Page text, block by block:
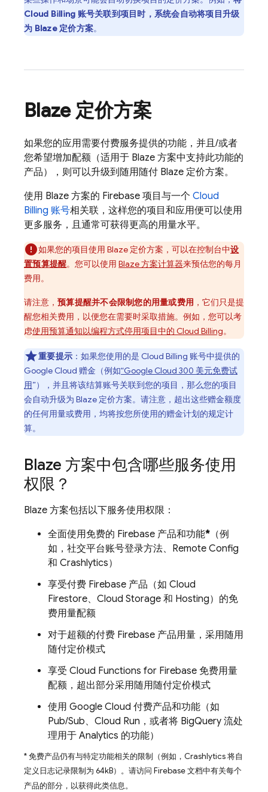
Cloud Billing 账号关联到项目时，系统会自动将项目升级
为 Blaze 定价方案。
Blaze 定价方案
如果您的应用需要付费服务提供的功能，并且/或者
您希望增加配额（适用于 Blaze 方案中支持此功能的
产品），则可以升级到随用随付 Blaze 定价方案。
使用 Blaze 方案的 Firebase 项目与一个 Cloud
Billing 账号相关联，这样您的项目和应用便可以使用
更多服务，且通常可获得更高的用量水平。
如果您的项目使用 Blaze 定价方案，可以在控制台中设
置预算提醒。您可以使用Blaze 方案计算器来预估您的每月
费用。
请注意， 预算提醒并不会限制您的用量或费用 ，它们只是提
醒您相关费用，以便您在需要时采取措施。 例如，您可以考
虑使用预算通知以编程方式停用项目中的 Cloud Billing。
重要提示 ：如果您使用的是 Cloud Billing 账号中提供的
Google Cloud 赠金（例如“Google Cloud 300 美元免费试
用”），并且将该结算账号关联到您的项目，那么您的项目
会自动升级为 Blaze 定价方案。请注意，超出这些赠金额度
的任何用量或费用，均将按您所使用的赠金计划的规定计
算。
Blaze 方案中包含哪些服务使用
权限？
Blaze 方案包括以下服务使用权限：
全面使用免费的 Firebase 产品和功能* （例
如，社交平台账号登录方法、 Remote Config
和 Crashlytics）
享受付费 Firebase 产品（如 Cloud
Firestore、 Cloud Storage 和 Hosting）的免
费用量配额
对于超额的付费 Firebase 产品用量，采用随用
随付定价模式
享受 Cloud Functions for Firebase 免费用量
配额，超出部分采用随用随付定价模式
使用 Google Cloud 付费产品和功能（如
Pub/Sub、 Cloud Run ，或者将 BigQuery 流处
理用于 Analytics 的功能）
* 免费产品仍有与特定功能相关的限制（例如， Crashlytics将自
定义日志记录限制为 64kB）。 请访问 Firebase 文档中有关每个
产品的部分，以获得此类信息。